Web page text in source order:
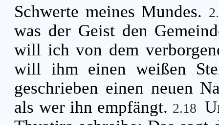
Schwerte meines Mundes.
was der Geist den
will ich von dem
will ihm einen weißen
geschrieben einen neuen
als wer ihn empfängt. 2.18